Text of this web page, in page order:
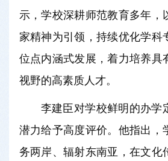
示，学校深耕师范教育多年，
家精神为引领，持续优化学科
位点内涵式发展，着力培养具
视野的高素质人才。
李建臣对学校鲜明的办学
潜力给予高度评价。他指出，
务两岸、辐射东南亚，在文化